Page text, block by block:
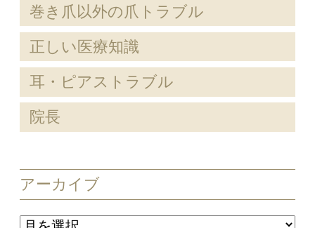
巻き爪以外の爪トラブル
正しい医療知識
耳・ピアストラブル
院長
アーカイブ